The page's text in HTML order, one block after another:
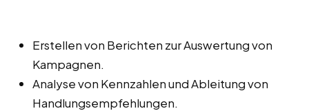
Erstellen von Berichten zur Auswertung von
Kampagnen.
Analyse von Kennzahlen und Ableitung von
Handlungsempfehlungen.